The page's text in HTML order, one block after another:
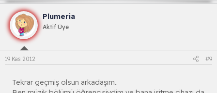
Plumeria
Aktif Üye
19 Kas 2012 #9
Tekrar geçmiş olsun arkadaşım..